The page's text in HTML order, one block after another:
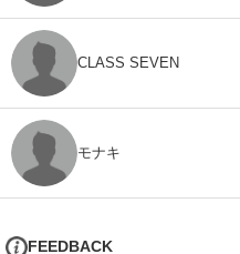
CLASS SEVEN
モナキ
FEEDBACK